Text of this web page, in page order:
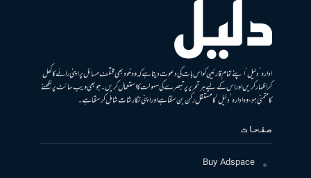
ادارہ ’دلیل‘ اپنے تمام قارئین کو اس بات کی دعوت دیتا ہے کہ وہ خود بھی مختلف مسائل پر اپنی رائے کا کھل
کر اظہار کریں اور اس کے لیے ہر تحریر پر تبصرے کی سہولت کا استعمال کریں۔ جو بھی ویب سائٹ پر لکھنے
کا متمنی ہو، وہ ادارہ ’دلیل‘ کا مستقل رکن بن سکتا ہے اور اپنی نگارشات شامل کرسکتا ہے۔
صفحات
Buy Adspace